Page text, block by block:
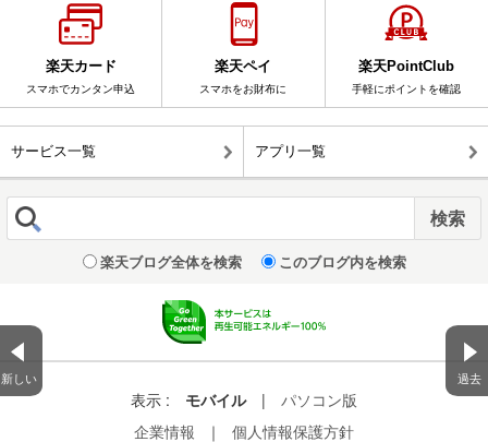
新しい 過去
楽天カード
スマホでカンタン申込
楽天ペイ
スマホをお財布に
楽天PointClub
手軽にポイントを確認
サービス一覧 アプリ一覧
楽天ブログ全体を検索 このブログ内を検索
表示 : モバイル |
パソコン版
企業情報
｜ 個人情報保護方針